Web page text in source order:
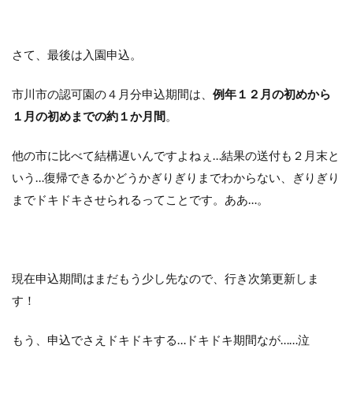
さて、最後は入園申込。
市川市の認可園の４月分申込期間は、 例年１２月の初めから
１月の初めまでの約１か月間。
他の市に比べて結構遅いんですよねぇ…結果の送付も２月末と
いう…復帰できるかどうかぎりぎりまでわからない、ぎりぎり
までドキドキさせられるってことです。ああ…。
現在申込期間はまだもう少し先なので、行き次第更新しま
す！
もう、申込でさえドキドキする…ドキドキ期間なが……泣